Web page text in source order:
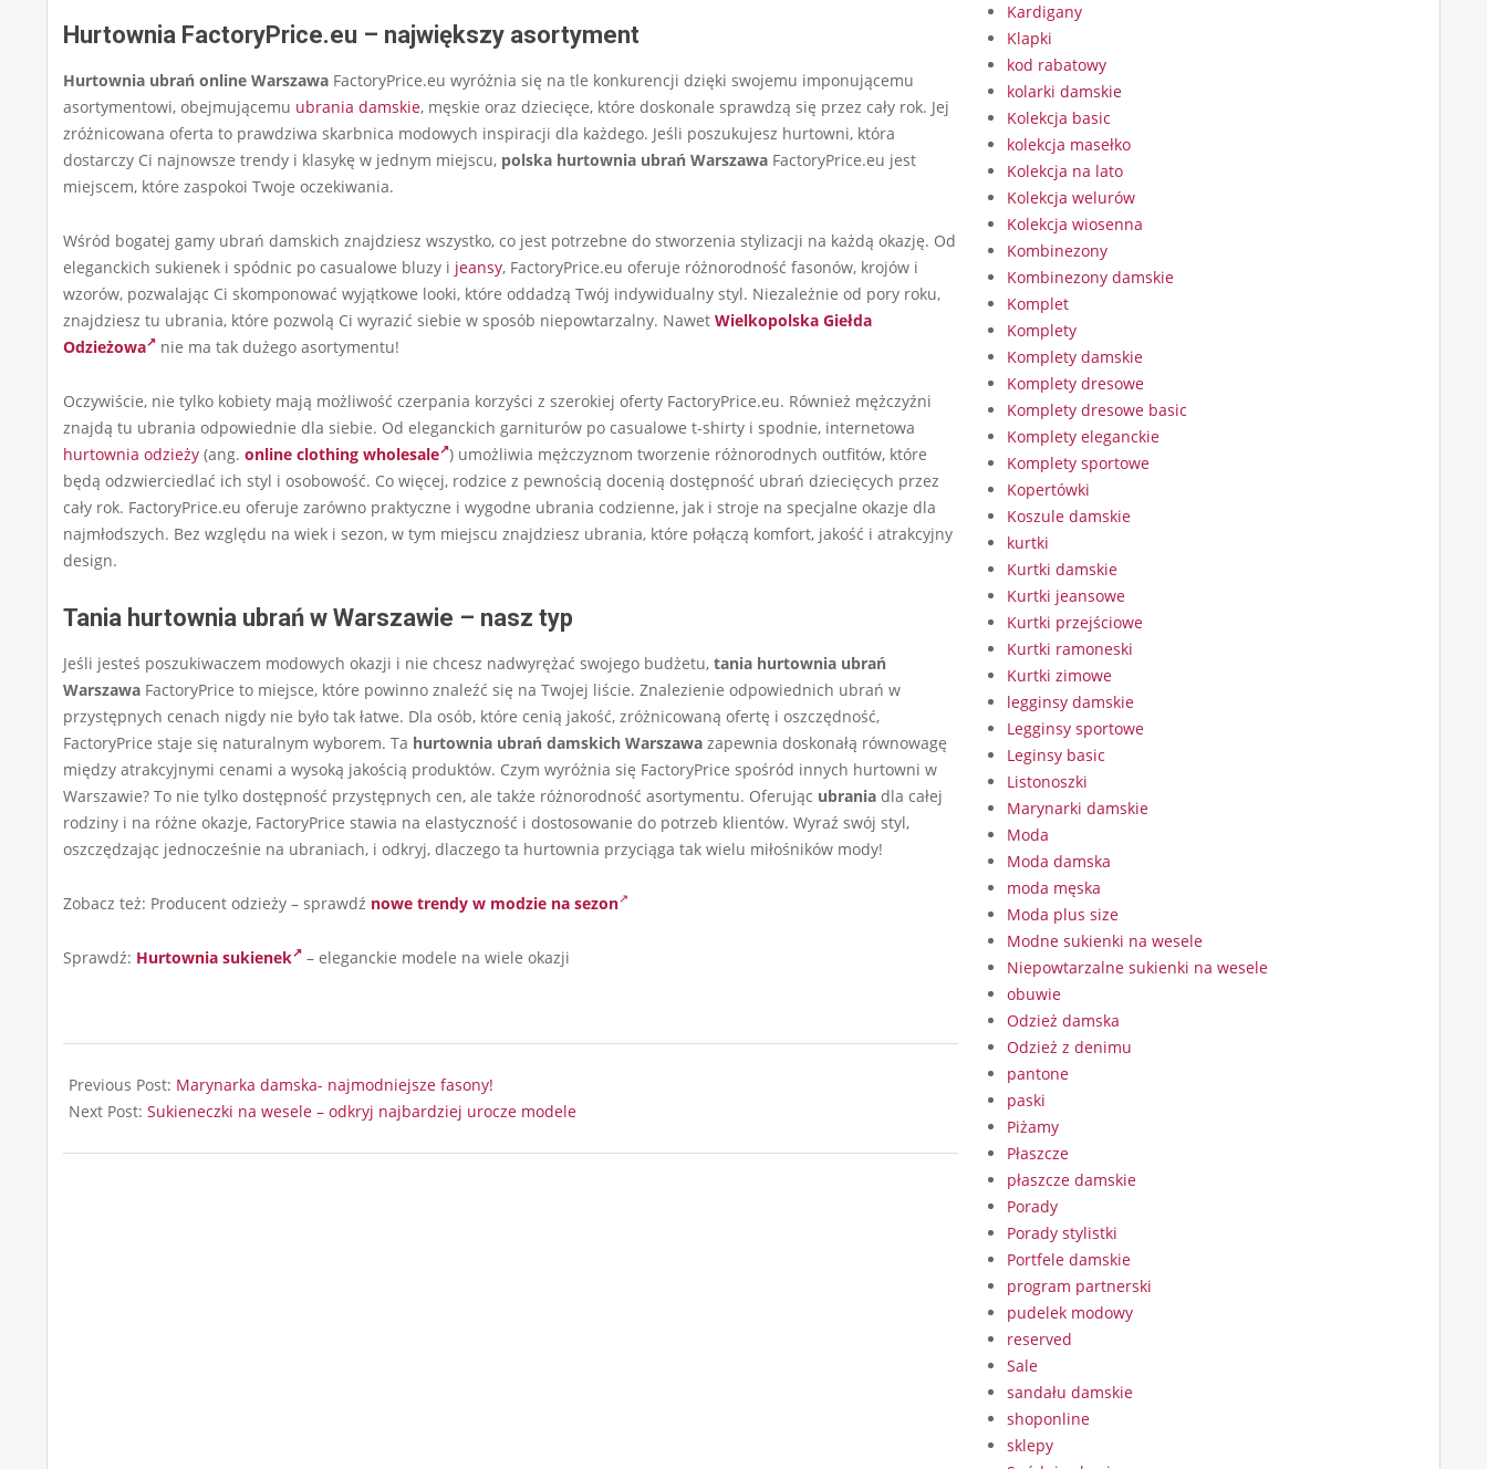
Hurtownia FactoryPrice.eu – największy asortyment
Hurtownia ubrań online Warszawa FactoryPrice.eu wyróżnia się na tle konkurencji dzięki swojemu imponującemu
asortymentowi, obejmującemu ubrania damskie, męskie oraz dziecięce, które doskonale sprawdzą się przez cały rok. Jej
zróżnicowana oferta to prawdziwa skarbnica modowych inspiracji dla każdego. Jeśli poszukujesz hurtowni, która
dostarczy Ci najnowsze trendy i klasykę w jednym miejscu, polska hurtownia ubrań Warszawa FactoryPrice.eu jest
miejscem, które zaspokoi Twoje oczekiwania.
Wśród bogatej gamy ubrań damskich znajdziesz wszystko, co jest potrzebne do stworzenia stylizacji na każdą okazję. Od
eleganckich sukienek i spódnic po casualowe bluzy i jeansy, FactoryPrice.eu oferuje różnorodność fasonów, krojów i
wzorów, pozwalając Ci skomponować wyjątkowe looki, które oddadzą Twój indywidualny styl. Niezależnie od pory roku,
znajdziesz tu ubrania, które pozwolą Ci wyrazić siebie w sposób niepowtarzalny. Nawet Wielkopolska Giełda
Odzieżowa
nie ma tak dużego asortymentu!
Oczywiście, nie tylko kobiety mają możliwość czerpania korzyści z szerokiej oferty FactoryPrice.eu. Również mężczyźni
znajdą tu ubrania odpowiednie dla siebie. Od eleganckich garniturów po casualowe t-shirty i spodnie, internetowa
hurtownia odzieży (ang. online clothing wholesale ) umożliwia mężczyznom tworzenie różnorodnych outfitów, które
będą odzwierciedlać ich styl i osobowość. Co więcej, rodzice z pewnością docenią dostępność ubrań dziecięcych przez
cały rok. FactoryPrice.eu oferuje zarówno praktyczne i wygodne ubrania codzienne, jak i stroje na specjalne okazje dla
najmłodszych. Bez względu na wiek i sezon, w tym miejscu znajdziesz ubrania, które połączą komfort, jakość i atrakcyjny
design.
Tania hurtownia ubrań w Warszawie – nasz typ
Jeśli jesteś poszukiwaczem modowych okazji i nie chcesz nadwyrężać swojego budżetu, tania hurtownia ubrań
Warszawa FactoryPrice to miejsce, które powinno znaleźć się na Twojej liście. Znalezienie odpowiednich ubrań w
przystępnych cenach nigdy nie było tak łatwe. Dla osób, które cenią jakość, zróżnicowaną ofertę i oszczędność,
FactoryPrice staje się naturalnym wyborem. Ta hurtownia ubrań damskich Warszawa zapewnia doskonałą równowagę
między atrakcyjnymi cenami a wysoką jakością produktów. Czym wyróżnia się FactoryPrice spośród innych hurtowni w
Warszawie? To nie tylko dostępność przystępnych cen, ale także różnorodność asortymentu. Oferując ubrania dla całej
rodziny i na różne okazje, FactoryPrice stawia na elastyczność i dostosowanie do potrzeb klientów. Wyraź swój styl,
oszczędzając jednocześnie na ubraniach, i odkryj, dlaczego ta hurtownia przyciąga tak wielu miłośników mody!
Zobacz też: Producent odzieży – sprawdź nowe trendy w modzie na sezon
Sprawdź: Hurtownia sukienek – eleganckie modele na wiele okazji
03-
09
Previous Post: Marynarka damska- najmodniejsze fasony!
Next Post: Sukieneczki na wesele – odkryj najbardziej urocze modele
Kardigany
Klapki
kod rabatowy
kolarki damskie
Kolekcja basic
kolekcja masełko
Kolekcja na lato
Kolekcja welurów
Kolekcja wiosenna
Kombinezony
Kombinezony damskie
Komplet
Komplety
Komplety damskie
Komplety dresowe
Komplety dresowe basic
Komplety eleganckie
Komplety sportowe
Kopertówki
Koszule damskie
kurtki
Kurtki damskie
Kurtki jeansowe
Kurtki przejściowe
Kurtki ramoneski
Kurtki zimowe
legginsy damskie
Legginsy sportowe
Leginsy basic
Listonoszki
Marynarki damskie
Moda
Moda damska
moda męska
Moda plus size
Modne sukienki na wesele
Niepowtarzalne sukienki na wesele
obuwie
Odzież damska
Odzież z denimu
pantone
paski
Piżamy
Płaszcze
płaszcze damskie
Porady
Porady stylistki
Portfele damskie
program partnerski
pudelek modowy
reserved
Sale
sandału damskie
shoponline
sklepy